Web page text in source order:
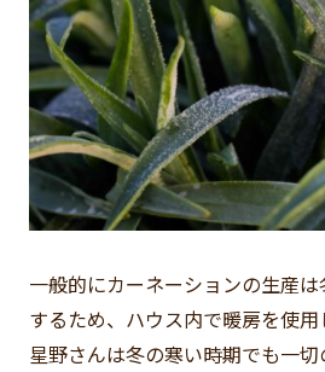
一般的にカーネーションの生産
するため、ハウス内で暖房を使用
星野さんは冬の寒い時期でも一